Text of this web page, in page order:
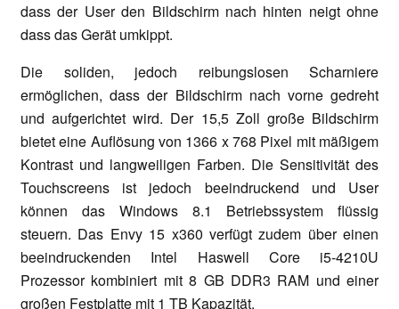
dass der User den Bildschirm nach hinten neigt ohne
dass das Gerät umkippt.
Die soliden, jedoch reibungslosen Scharniere
ermöglichen, dass der Bildschirm nach vorne gedreht
und aufgerichtet wird. Der 15,5 Zoll große Bildschirm
bietet eine Auflösung von 1366 x 768 Pixel mit mäßigem
Kontrast und langweiligen Farben. Die Sensitivität des
Touchscreens ist jedoch beeindruckend und User
können das Windows 8.1 Betriebssystem flüssig
steuern. Das Envy 15 x360 verfügt zudem über einen
beeindruckenden Intel Haswell Core i5-4210U
Prozessor kombiniert mit 8 GB DDR3 RAM und einer
großen Festplatte mit 1 TB Kapazität.